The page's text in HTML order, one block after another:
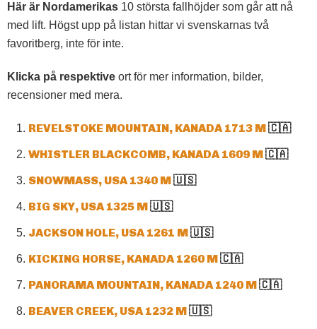
Här är Nordamerikas 10 största fallhöjder som går att nå
med lift. Högst upp på listan hittar vi svenskarnas två
favoritberg, inte för inte.
Klicka på respektive ort för mer information, bilder,
recensioner med mera.
REVELSTOKE MOUNTAIN, KANADA 1713 M🇨🇦
WHISTLER BLACKCOMB, KANADA 1609 M🇨🇦
SNOWMASS, USA 1340 M🇺🇸
BIG SKY, USA 1325 M🇺🇸
JACKSON HOLE, USA 1261 M🇺🇸
KICKING HORSE, KANADA 1260 M🇨🇦
PANORAMA MOUNTAIN, KANADA 1240 M🇨🇦
BEAVER CREEK, USA 1232 M🇺🇸